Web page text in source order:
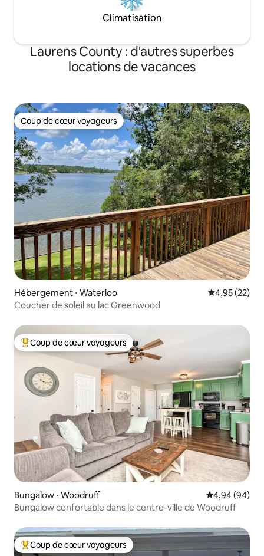
Climatisation
Laurens County : d'autres superbes
locations de vacances
Coup de cœur voyageurs
Coup de cœur voyageurs
Hébergement ⋅ Waterloo Évaluation
4,95 (22)
Coucher de soleil au lac Greenwood
Coups de cœur voyageurs les plus appréciés
Coup de cœur voyageurs
Bungalow ⋅ Woodruff Évaluation
4,94 (94)
Bungalow confortable dans le centre-ville de Woodruff
Coups de cœur voyageurs les plus appréciés
Coup de cœur voyageurs